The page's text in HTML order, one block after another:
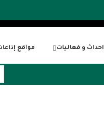
مواقع احداث و فعاليات